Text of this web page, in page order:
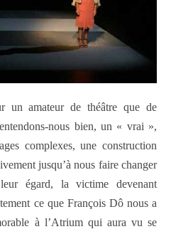
un amateur de théâtre que de
nous bien, un « vrai »,
complexes, une construction
jusqu’à nous faire changer
égard, la victime devenant
ce que François Dô nous a
à l’Atrium qui aura vu se